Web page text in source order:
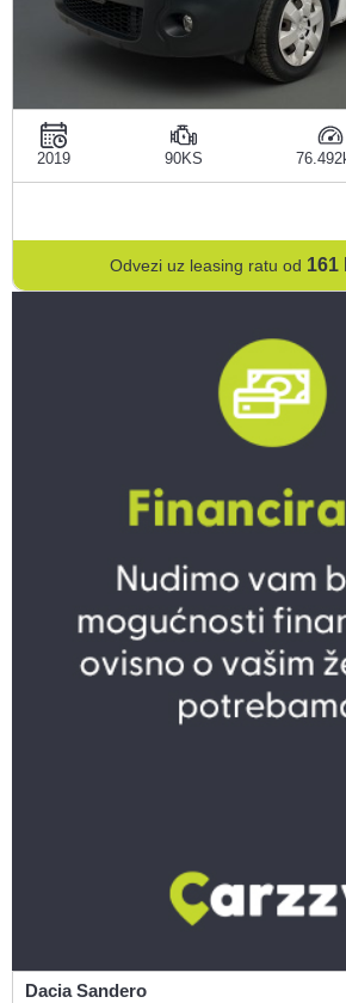
2019 90KS 76.492
Odvezi uz leasing ratu od 161
Dacia Sandero